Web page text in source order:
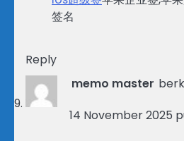
签名
Reply
memo master
14 November 2025